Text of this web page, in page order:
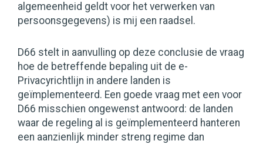
algemeenheid geldt voor het verwerken van
persoonsgegevens) is mij een raadsel.
D66 stelt in aanvulling op deze conclusie de vraag
hoe de betreffende bepaling uit de e-
Privacyrichtlijn in andere landen is
geïmplementeerd. Een goede vraag met een voor
D66 misschien ongewenst antwoord: de landen
waar de regeling al is geïmplementeerd hanteren
een aanzienlijk minder streng regime dan